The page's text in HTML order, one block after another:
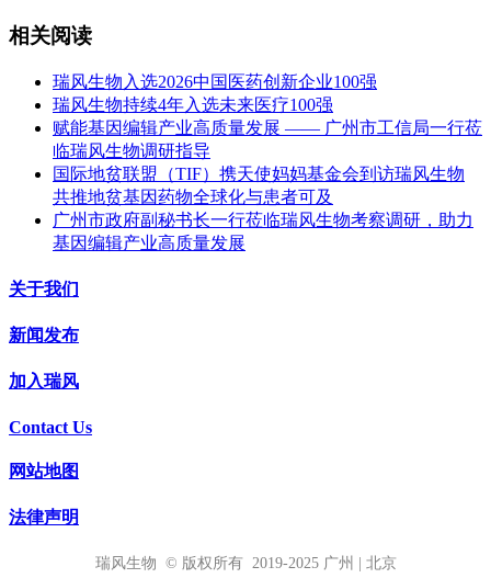
相关阅读
瑞风生物入选2026中国医药创新企业100强
瑞风生物持续4年入选未来医疗100强
赋能基因编辑产业高质量发展 —— 广州市工信局一行莅
临瑞风生物调研指导
国际地贫联盟（TIF）携天使妈妈基金会到访瑞风生物
共推地贫基因药物全球化与患者可及
广州市政府副秘书长一行莅临瑞风生物考察调研，助力
基因编辑产业高质量发展
关于我们
新闻发布
加入瑞风
Contact Us
网站地图
法律声明
瑞风生物 © 版权所有 2019-2025 广州 | 北京